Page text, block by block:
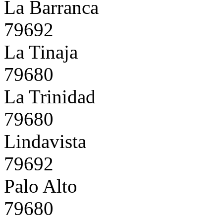
La Barranca
79692
La Tinaja
79680
La Trinidad
79680
Lindavista
79692
Palo Alto
79680